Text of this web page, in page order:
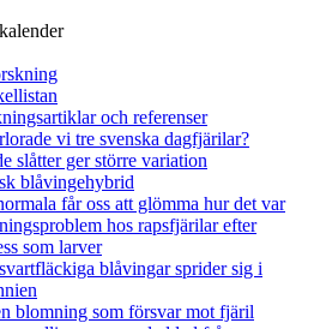
och referenser
vi tre svenska dagfjärilar?
slåtter ger större variation
blåvingehybrid
får oss att glömma hur det var
hos rapsfjärilar efter
som larver
blåvingar sprider sig i
blomning som försvar mot fjäril